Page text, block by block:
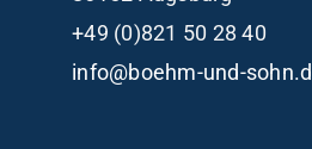
+49 (0)821 50 28 40
info@boehm-und-